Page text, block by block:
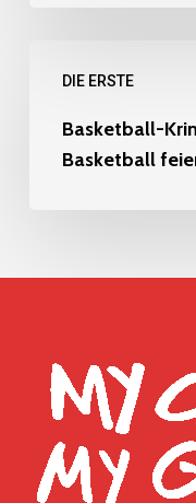
DIE ERSTE
Krimi
Happy
Heimsieg
Basketball-
Basketball